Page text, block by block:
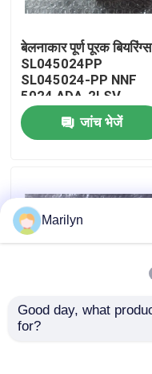
हमारे बारे में
कारखाना भ्रमण
गुणवत्ता नियंत्रण
समाचार
शंकु बेलन बेयरिंग
बेलनाकार पूर्ण पूरक बियरिंग्स
SL045024PP
SL045024-PP NNF
5024 ADA-2LSV
जांच भेजें
डबल पंक्ति सिलेंडर रोलर
Marilyn
Good day, what
for?